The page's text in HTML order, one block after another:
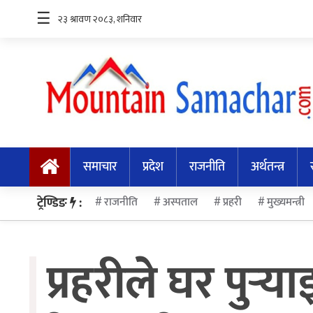
समाचार
प्रदेश
राजनीति
अर्थतन्त्र
अन्तर्राष्ट्रिय
मनोरन्जन
☰
समाचार प्रदेश राजनीति अर्थतन्त्र
ट्रेण्डिङ : राजनीति अस्पताल प्रहरी मुख्यमन्त्री
प्रहरीले घर